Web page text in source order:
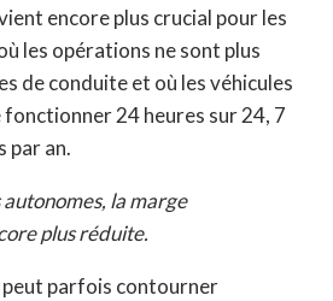
encore plus crucial pour les
les opérations ne sont plus
de conduite et où les véhicules
24 heures sur 24, 7
par an.
la marge
plus réduite.
parfois contourner